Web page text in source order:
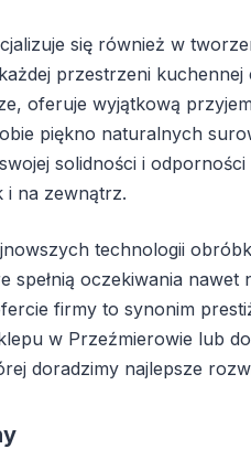
się również w
przestrzeni kuchennej
oferuje wyjątkową
piękno naturalnych
solidności i
i na zewnątrz.
technologii
spełnią oczekiwania
firmy to synonim
w Przeźmierowie lub
doradzimy najlepsze